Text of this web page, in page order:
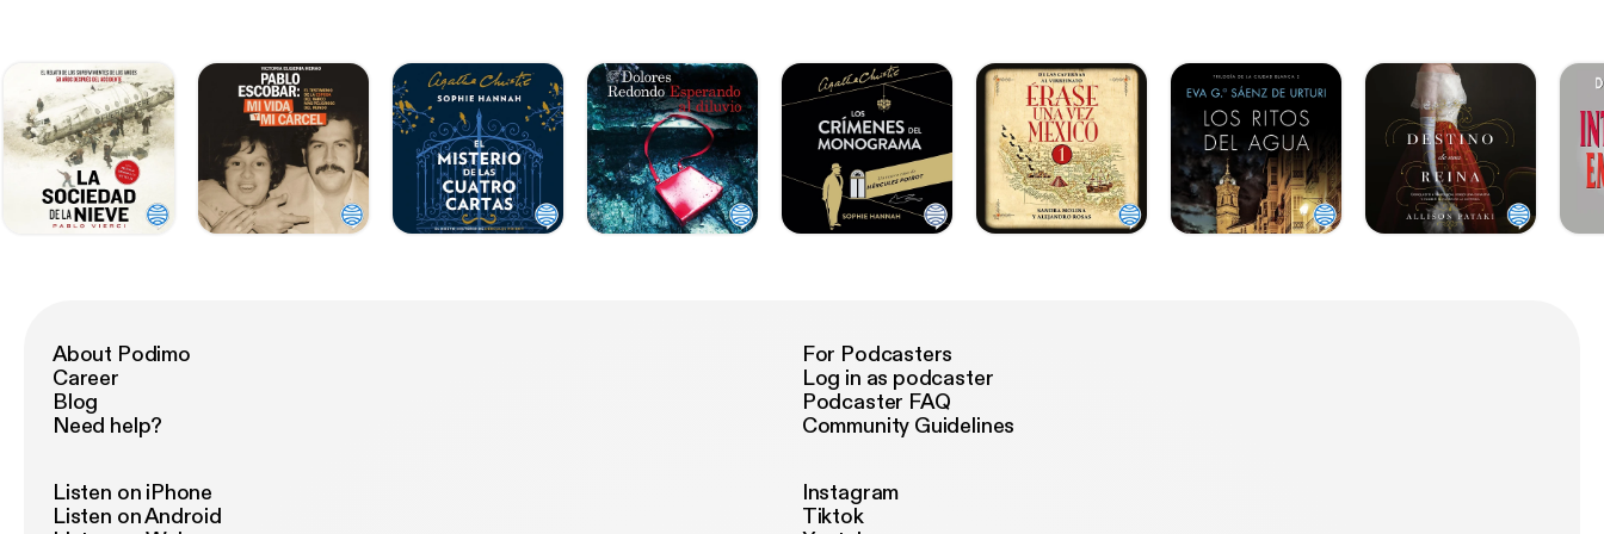
About Podimo
Career
Blog
Need help?
For Podcasters
Log in as podcaster
Podcaster FAQ
Community Guidelines
Listen on iPhone
Listen on Android
Instagram
Tiktok